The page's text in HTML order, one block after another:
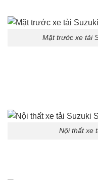
Mặt trước xe tải
Nội thất xe